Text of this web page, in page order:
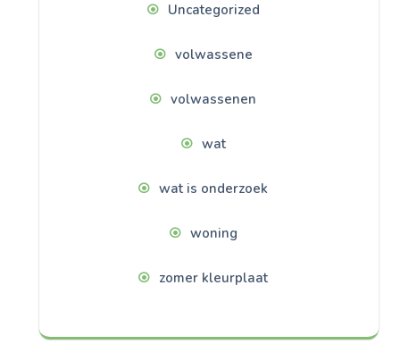
Uncategorized
volwassene
volwassenen
wat
wat is onderzoek
woning
zomer kleurplaat